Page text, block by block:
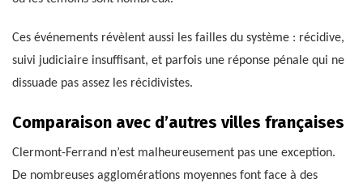
Ces événements révèlent aussi les failles du système : récidive,
suivi judiciaire insuffisant, et parfois une réponse pénale qui ne
dissuade pas assez les récidivistes.
Comparaison avec d’autres villes françaises
Clermont-Ferrand n’est malheureusement pas une exception.
De nombreuses agglomérations moyennes font face à des